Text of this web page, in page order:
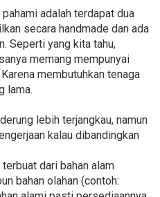
adalah terdapat dua
secara handmade dan ada
Seperti yang kita tahu,
memang mempunyai
membutuhkan tenaga
lama.
lebih terjangkau, namun
kalau dibandingkan
dari bahan alam
bahan olahan (contoh: